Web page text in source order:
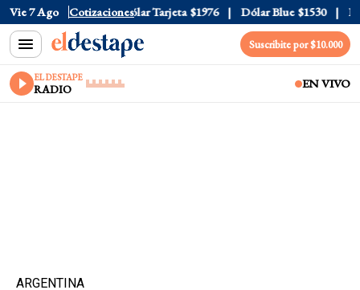
Vie 7 Ago Cotizaciones
Oficial $1520 Dólar Tarjeta $1976 Dólar Blue $1530
Suscribite por $10.000
EL DESTAPE
RADIO EN VIVO
ARGENTINA